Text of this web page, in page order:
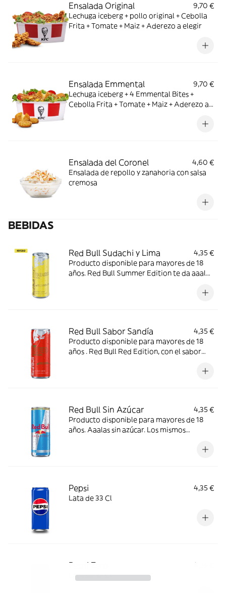
Ensalada Original
9,70 €
Lechuga iceberg + pollo original + Cebolla
Frita + Tomate + Maiz + Aderezo a elegir
Ensalada Emmental
9,70 €
Lechuga iceberg + 4 Emmental Bites +
Cebolla Frita + Tomate + Maiz + Aderezo a
Ensalada del Coronel
4,60 €
Ensalada de repollo y zanahoria con salsa
cremosa
BEBIDAS
Red Bull Sudachi y Lima
4,35 €
Producto disponible para mayores de 18
años. Red Bull Summer Edition te da aaalas
Red Bull Sabor Sandía
4,35 €
Producto disponible para mayores de 18
años . Red Bull Red Edition, con el sabor
Red Bull Sin Azúcar
4,35 €
Producto disponible para mayores de 18
años. Aaalas sin azúcar. Los mismos
Pepsi
4,35 €
Lata de 33 Cl
Pepsi Zero
4,35 €
Lata de 33 Cl